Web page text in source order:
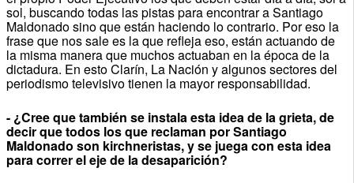
sol, buscando todas las pistas para encontrar a Santiago
Maldonado sino que están haciendo lo contrario. Por eso la
frase que nos sale es la que refleja eso, están actuando de
la misma manera que muchos actuaban en la época de la
dictadura. En esto Clarín, La Nación y algunos sectores del
periodismo televisivo tienen la mayor responsabilidad.
- ¿Cree que también se instala esta idea de la grieta, de
decir que todos los que reclaman por Santiago
Maldonado son kirchneristas, y se juega con esta idea
para correr el eje de la desaparición?